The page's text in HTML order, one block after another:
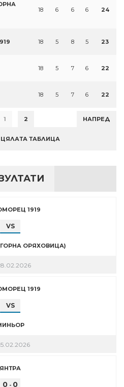
18 6 6 6 24
18 5 8 5 23
18 5 7 6 22
18 5 7 6 22
1 2 НАПРЕД
ТАБЛИЦА
1919
VS
ОРЯХОВИЦА)
1919
VS
ЯНТРА
0 - 0